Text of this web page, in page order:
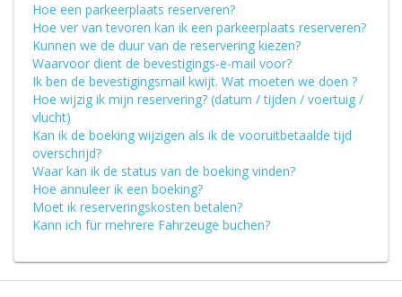
Hoe een parkeerplaats reserveren?
Hoe ver van tevoren kan ik een parkeerplaats reserveren?
Kunnen we de duur van de reservering kiezen?
Waarvoor dient de bevestigings-e-mail voor?
Ik ben de bevestigingsmail kwijt. Wat moeten we doen ?
Hoe wijzig ik mijn reservering? (datum / tijden / voertuig /
vlucht)
Kan ik de boeking wijzigen als ik de vooruitbetaalde tijd
overschrijd?
Waar kan ik de status van de boeking vinden?
Hoe annuleer ik een boeking?
Moet ik reserveringskosten betalen?
Kann ich für mehrere Fahrzeuge buchen?